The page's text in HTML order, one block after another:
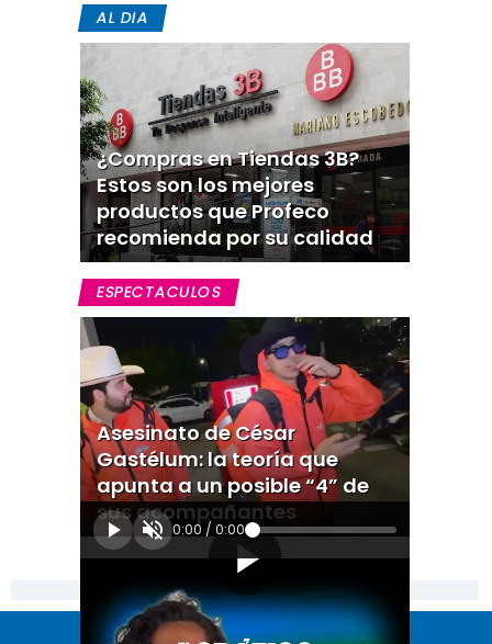
AL DIA
¿Compras en Tiendas 3B?
Estos son los mejores
productos que Profeco
recomienda por su calidad
ESPECTACULOS
Asesinato de César
Gastélum: la teoría que
apunta a un posible “4” de
sus acompañantes
0:00 / 0:00
[Publicidad]